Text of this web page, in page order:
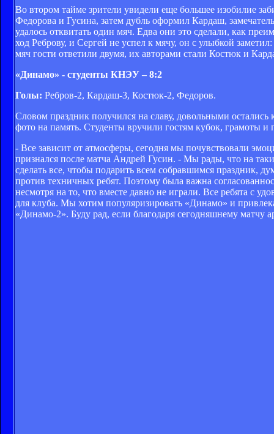
Во втором тайме зрители увидели еще большее изобилие
Федорова и Гусина, затем дубль оформил Кардаш,
удалось отквитать один мяч. Едва они это сделали, как
ход Реброву, и Сергей не успел к мячу, он с улыбкой
мяч гости ответили двумя, их авторами стали Костюк и
«Динамо» - студенты КНЭУ – 8:2
Голы: Ребров-2, Кардаш-3, Костюк-2, Федоров.
Словом праздник получился на славу, довольными
фото на память. Студенты вручили гостям кубок, грамоты
- Все зависит от атмосферы, сегодня мы почувствовали
признался после матча Андрей Гусин. - Мы рады, что на
сделать все, чтобы подарить всем собравшимся праздник,
против техничных ребят. Поэтому была важна
несмотря на то, что вместе давно не играли. Все ребята с
для клуба. Мы хотим популяризировать «Динамо» и
«Динамо-2». Буду рад, если благодаря сегодняшнему матчу